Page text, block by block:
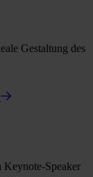
Gestaltung des
Keynote-Speaker